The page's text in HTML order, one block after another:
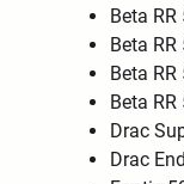
Beta
Beta
Beta
Beta
Drac
Drac